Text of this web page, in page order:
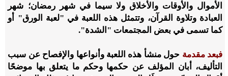
الأموال والأوقات والأخلاق ولا سيما في شهر رمضان؛ شهر
العبادة وتلاوة القرآن، وتتمثل هذه اللعبة في "لعبة الورق" أو
كما تسمى في بعض المجتمعات "الشدة".
فبعد مقدمة حول منشأ هذه اللعبة وأنواعها والإفصاح عن سبب
التأليف، أبان المؤلف عن حكمها وحكم ما يتعلق بها موضحًا